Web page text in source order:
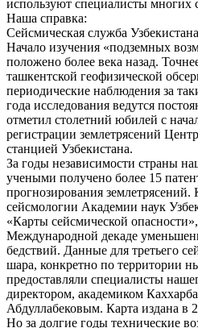
используют специалисты многих
Наша справка:
Сейсмическая служба
Начало изучения «подземных
положено более века назад.
ташкентской геофизической
периодические наблюдения за
года исследования ведутся
отметил столетний юбилей с
регистрации землетрясений
станцией Узбекистана.
За годы независимости страны
учеными получено более 15
прогнозирования
сейсмологии Академии наук
«Карты сейсмической
Международной декаде
бедствий. Данные для третьего
шара, конкретно по территории
предоставляли специалисты
директором, академиком
Абдуллабековым. Карта издана
Но за долгие годы технические